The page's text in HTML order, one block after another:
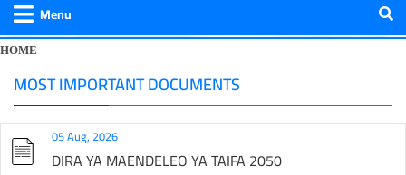
Menu
HOME
MOST IMPORTANT DOCUMENTS
05 Aug, 2026
DIRA YA MAENDELEO YA TAIFA 2050